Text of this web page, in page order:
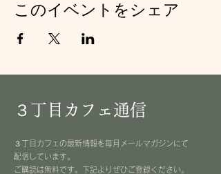
このイベントをシェア
３丁目カフェ通信
３丁目カフェの最新情報を毎月メールマガジンにて
配信しています。
​ご購読は無料です。下記よりぜひご登録ください。